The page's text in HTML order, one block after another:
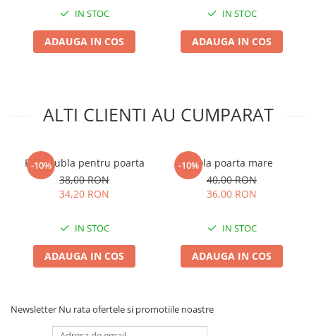
Pompa de apa curata/murdara
Vinificatie
Lichidare STOC
Produse Bricolaj
Baros / Ciocan / Topor
Burghie
IN STOC
ADAUGA IN COS
IN STOC
ADAUGA IN COS
ALTI CLIENTI AU CUMPARAT
-10%
Rola dubla pentru poarta
38,00 RON
34,20 RON
IN STOC
ADAUGA IN COS
-10%Rola poarta mare
40,00 RON
36,00 RON
IN STOC
ADAUGA IN COS
Newsletter Nu rata ofertele si promotiile noastre